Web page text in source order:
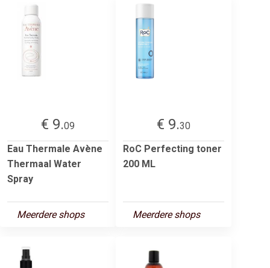
€ 9.09
Eau Thermale Avène
Thermaal Water
Spray
Meerdere shops
€ 9.30
RoC Perfecting toner
200 ML
Meerdere shops